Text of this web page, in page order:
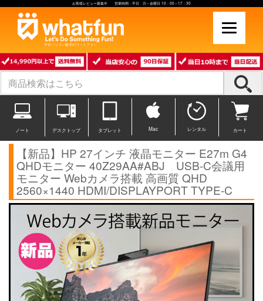
お客様レビュー募集中 営業時間：平日 月～金曜日 10：00～17：30
中古パソコン販売のワットファン
ノート デスクトップ タブレット Mac レンタル カート
【新品】HP 27インチ 液晶モニター E27m G4
QHDモニター 40Z29AA#ABJ USB-C会議用
モニター Webカメラ搭載 高画質 QHD
2560×1440 HDMI/DISPLAYPORT TYPE-C